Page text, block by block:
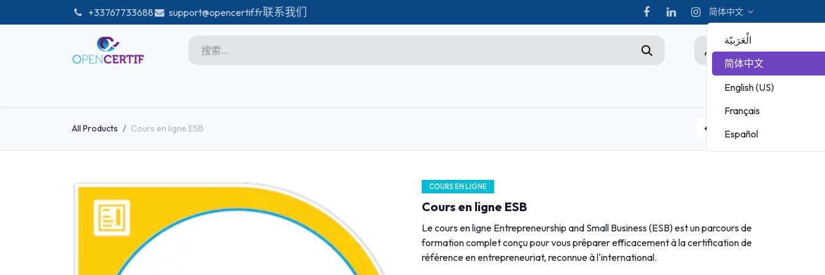
+33767733688 support@opencertif.fr联系我们 简体中文
الْعَرَبيّة
简体中文
English (US)
Français
Español
Microsoft
Unity
GitHub
Microsoft Excel Associate
Power Bi
Création d'entreprise
Création de Site
Webmarketing & Réseaux
MICROSOFT
All Products Cours en ligne ESB
COURS EN LIGNE
Cours en ligne ESB
Le cours en ligne Entrepreneurship and Small Business (ESB) est un parcours de
formation complet conçu pour vous préparer efficacement à la certification de
référence en entrepreneuriat, reconnue à l'international.